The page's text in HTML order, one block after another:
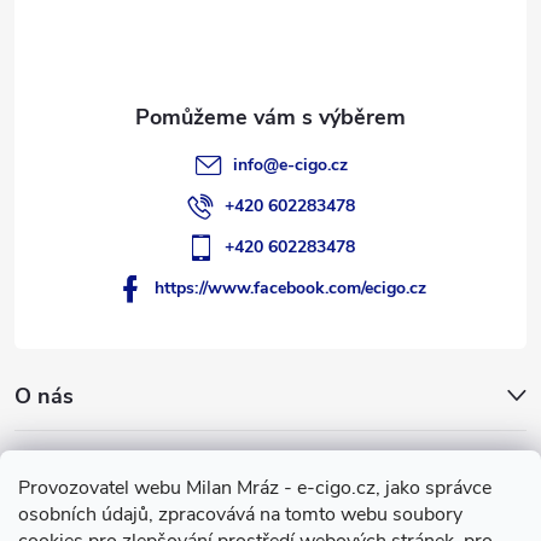
Provozovatel webu Milan Mráz - e-cigo.cz, jako správce
osobních údajů, zpracovává na tomto webu soubory
O nás
Facebook
info@e-cigo.cz
+420 602283478
+420 602283478
https://www.facebook.com/ecigo.cz